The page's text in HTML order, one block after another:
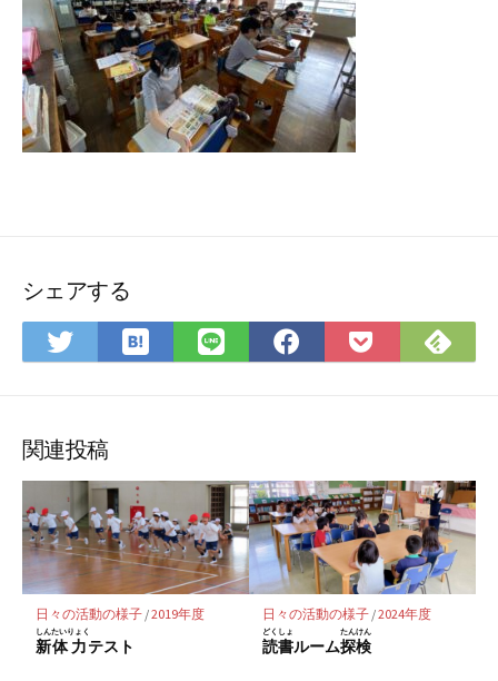
シェアする
Twitter
ェ
ア
は
ッ
ク
マ
ー
ク
に
保
存
LINE
ア
Facebook
ア
Pocket
Feedly
関連投稿
日々の活動の様子/2019年度
新
しん
体力
たいりょく
テスト
日々の活動の様子/2024年度
読書
どくしょ
ルーム探検
たんけん